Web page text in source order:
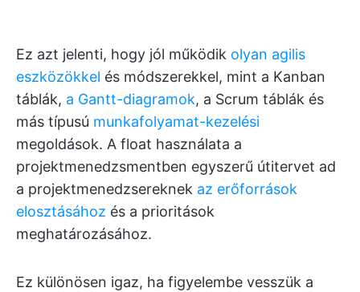
Ez azt jelenti, hogy jól működik olyan agilis
eszközökkel és módszerekkel, mint a Kanban
táblák, a Gantt-diagramok, a Scrum táblák és
más típusú munkafolyamat-kezelési
megoldások. A float használata a
projektmenedzsmentben egyszerű útitervet ad
a projektmenedzsereknek az erőforrások
elosztásához és a prioritások
meghatározásához.
Ez különösen igaz, ha figyelembe vesszük a